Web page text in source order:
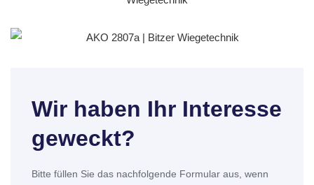
Wir haben Ihr Interesse
geweckt?
Bitte füllen Sie das nachfolgende Formular aus, wenn